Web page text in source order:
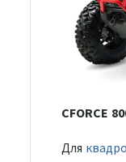
CFORCE
Для